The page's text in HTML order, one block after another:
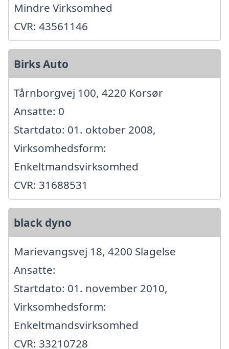
Mindre Virksomhed
CVR: 43561146
Birks Auto
Tårnborgvej 100, 4220 Korsør
Ansatte: 0
Startdato: 01. oktober 2008,
Virksomhedsform:
Enkeltmandsvirksomhed
CVR: 31688531
black dyno
Marievangsvej 18, 4200 Slagelse
Ansatte:
Startdato: 01. november 2010,
Virksomhedsform:
Enkeltmandsvirksomhed
CVR: 33210728